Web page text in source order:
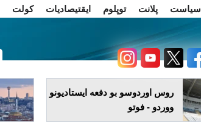
سیاست پلانت توپلوم ایقتیصادیات کولت
روس اوردوسو بو دفعه ایستادیونو
ووردو - فوتو